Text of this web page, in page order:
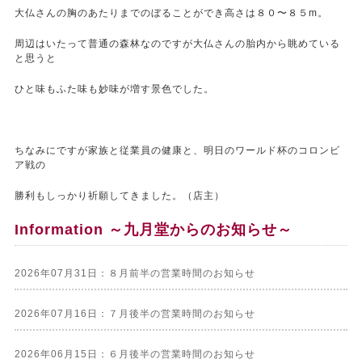
大仏さんの胸のあたりまでのぼることができ高さは８０〜８５m。
周辺はいたって普通の森林なのですが大仏さんの胎内から眺めている
と思うと
ひと味もふた味も妙味が増す景色でした。
ちなみにですが家族と従業員の健康と、明日のワールド杯のコロンビ
ア戦の
勝利もしっかり祈願してきました。（店主）
Information ～九月堂からのお知らせ～
2026年07月31日：８月前半の営業時間のお知らせ
2026年07月16日：７月後半の営業時間のお知らせ
2026年06月15日：６月後半の営業時間のお知らせ